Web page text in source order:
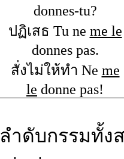
donnes-tu?
ปฏิเสธ Tu ne me le
donnes pas.
สั่งไม่ให้ทำ Ne me
le donne pas!
ลำดับกรรมทั้ง